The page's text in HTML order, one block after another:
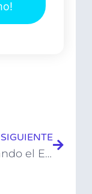
SIGUIENTE
Dominando el Estrés: Técnicas de Relajación Efectivas